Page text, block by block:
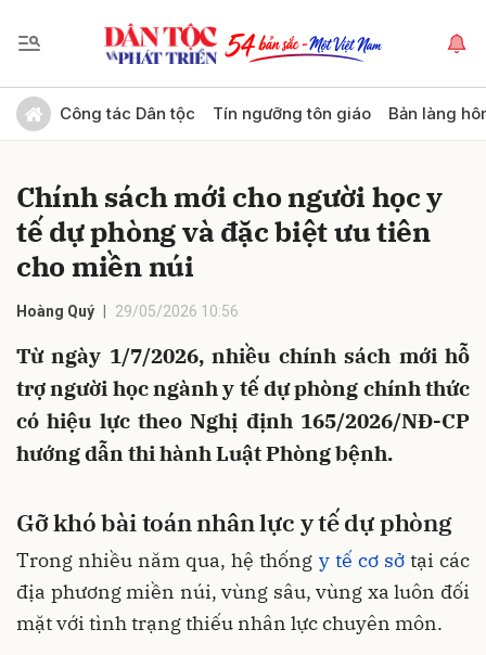
Công tác Dân tộc Tín ngưỡng tôn giáo Bản làng
Chính sách mới cho người học y
tế dự phòng và đặc biệt ưu tiên
cho miền núi
Hoàng Quý 29/05/2026 10:56
Từ ngày 1/7/2026, nhiều chính sách mới hỗ
trợ người học ngành y tế dự phòng chính thức
có hiệu lực theo Nghị định 165/2026/NĐ-CP
hướng dẫn thi hành Luật Phòng bệnh.
Gỡ khó bài toán nhân lực y tế dự phòng
Trong nhiều năm qua, hệ thống y tế cơ sởtại các
địa phương miền núi, vùng sâu, vùng xa luôn đối
mặt với tình trạng thiếu nhân lực chuyên môn.
Gửi bình luận